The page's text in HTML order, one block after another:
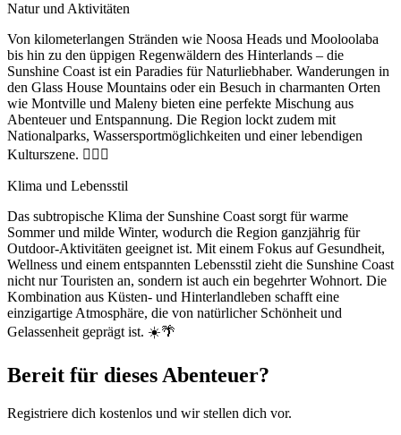
Natur und Aktivitäten
Von kilometerlangen Stränden wie Noosa Heads und Mooloolaba
bis hin zu den üppigen Regenwäldern des Hinterlands – die
Sunshine Coast ist ein Paradies für Naturliebhaber. Wanderungen in
den Glass House Mountains oder ein Besuch in charmanten Orten
wie Montville und Maleny bieten eine perfekte Mischung aus
Abenteuer und Entspannung. Die Region lockt zudem mit
Nationalparks, Wassersportmöglichkeiten und einer lebendigen
Kulturszene. 🏄‍♂️🌄
Klima und Lebensstil
Das subtropische Klima der Sunshine Coast sorgt für warme
Sommer und milde Winter, wodurch die Region ganzjährig für
Outdoor-Aktivitäten geeignet ist. Mit einem Fokus auf Gesundheit,
Wellness und einem entspannten Lebensstil zieht die Sunshine Coast
nicht nur Touristen an, sondern ist auch ein begehrter Wohnort. Die
Kombination aus Küsten- und Hinterlandleben schafft eine
einzigartige Atmosphäre, die von natürlicher Schönheit und
Gelassenheit geprägt ist. ☀️🌴
Bereit für dieses Abenteuer?
Registriere dich kostenlos und wir stellen dich vor.